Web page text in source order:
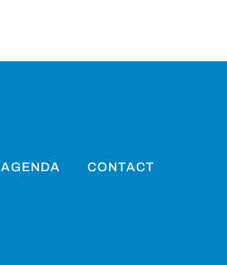
AGENDA CONTACT